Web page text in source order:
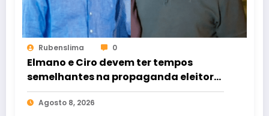
Rubenslima 0
Elmano e Ciro devem ter tempos
semelhantes na propaganda eleitoral
de rádio e TV
Agosto 8, 2026